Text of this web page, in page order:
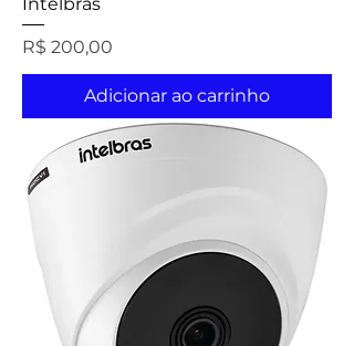
Intelbras
Preço
R$ 200,00
Adicionar ao carrinho